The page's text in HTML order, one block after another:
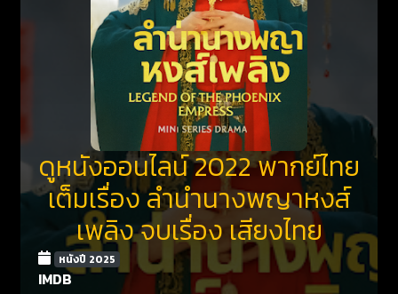
ดูหนังออนไลน์ 2022 พากย์ไทย
เต็มเรื่อง ลำนำนางพญาหงส์
เพลิง จบเรื่อง เสียงไทย
หนังปี 2025
IMDB